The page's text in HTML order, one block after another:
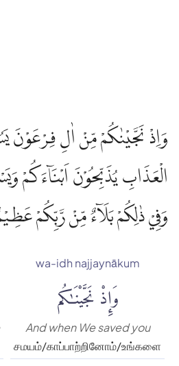
وَاِذْ نَجَّيْنٰكُمْ مِّنْ اٰلِ فِرْعَوْنَ
الْعَذَابِ يُذَبِّحُوْنَ اَبْنَاۤءَكُمْ
وَفِيْ ذٰلِكُمْ بَلَاۤءٌ مِّنْ رَّبِّكُمْ
wa-idh najjaynākum
وَإِذْ نَجَّيْنَٰكُم
And when We saved you
சமயம்/காப்பாற்றினோம்/உங்களை